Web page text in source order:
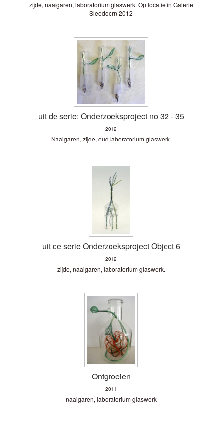
zijde, naaigaren, laboratorium glaswerk. Op locatie in Galerie
Sleedoorn 2012
uit de serie: Onderzoeksproject no 32 - 35
2012
Naaigaren, zijde, oud laboratorium glaswerk.
uit de serie Onderzoeksproject Object 6
2012
zijde, naaigaren, laboratorium glaswerk.
Ontgroeien
2011
naaigaren, laboratorium glaswerk